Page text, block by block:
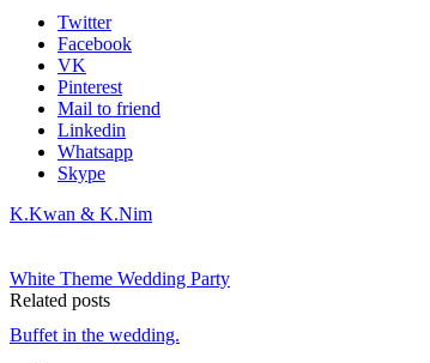
Twitter
Facebook
VK
Pinterest
Mail to friend
Linkedin
Whatsapp
Skype
K.Kwan & K.Nim
White Theme Wedding Party
Related posts
Buffet in the wedding.